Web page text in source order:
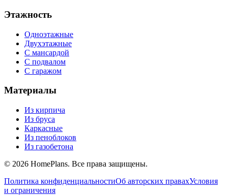
Этажность
Одноэтажные
Двухэтажные
С мансардой
С подвалом
С гаражом
Материалы
Из кирпича
Из бруса
Каркасные
Из пеноблоков
Из газобетона
© 2026 HomePlans. Все права защищены.
Политика конфиденциальностиОб авторских правахУсловия
и ограничения